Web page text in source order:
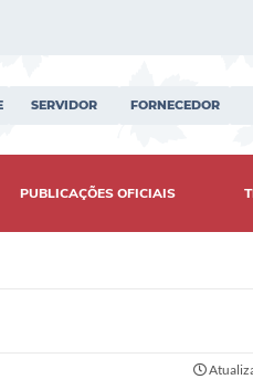
SERVIDOR FORNECEDOR
PUBLICAÇÕES OFICIAIS